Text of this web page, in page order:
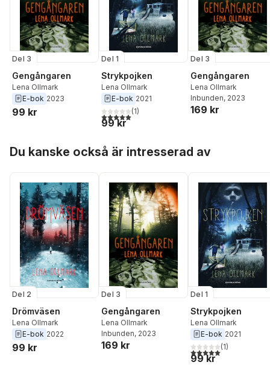
Del 3
Gengångaren
Lena Ollmark
E-bok 2023
99 kr
Del 1
Strykpojken
Lena Ollmark
E-bok 2021
5,0utav 5 stjärnor. Totalt antal röster:
(1)
99 kr
Del 3
Gengångaren
Lena Ollmark
Inbunden, 2023
169 kr
Du kanske också är intresserad av
Del 2
Drömväsen
Lena Ollmark
E-bok 2022
99 kr
Del 3
Gengångaren
Lena Ollmark
Inbunden, 2023
169 kr
Del 1
Strykpojken
Lena Ollmark
E-bok 2021
5,0utav 5 stjärnor.
(1)
99 kr